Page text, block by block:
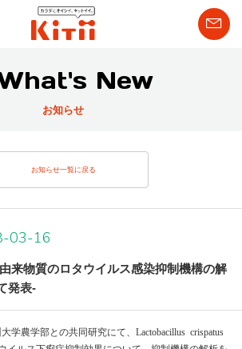
New
お知らせ
お知らせ一覧に戻る
03-16
由来物質のロタウイルス感染抑制機構の解
発表-
学農学部との共同研究にて、 Lactobacillus crispatus